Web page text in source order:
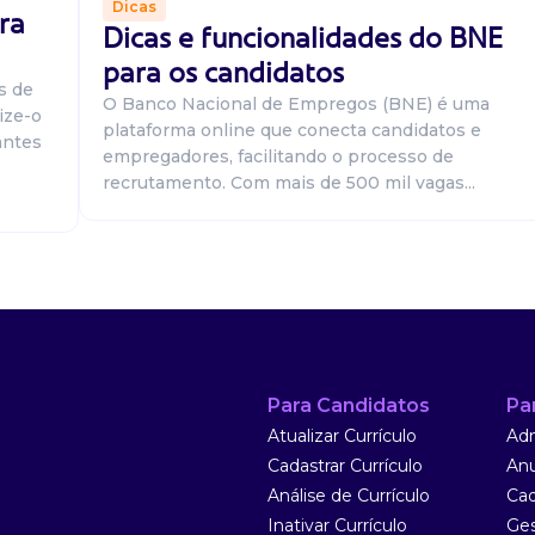
estoquista
equipe! Você
mercadorias
e em
de
o
Dicas
Dicas e funcionalidades do BNE
para os candidatos
O Banco Nacional de Empregos (BNE) é uma
plataforma online que conecta candidatos e
empregadores, facilitando o processo de
recrutamento. Com mais de 500 mil vagas...
Para Candidatos
Atualizar Currículo
Cadastrar Currículo
Análise de Currículo
Inativar Currículo